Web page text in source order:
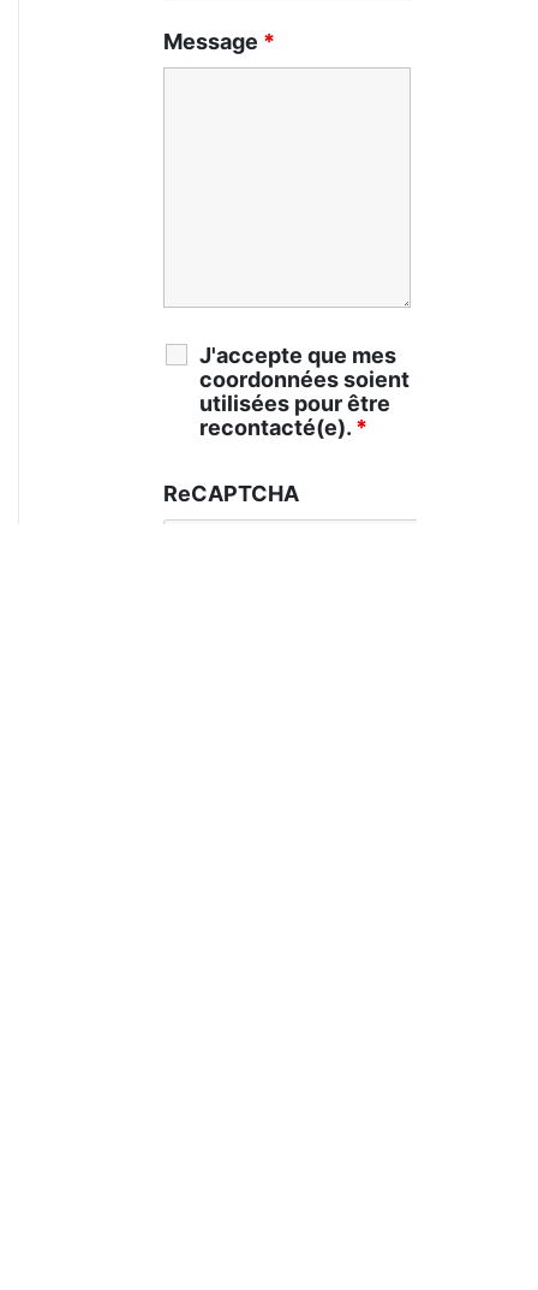
Message *
J'accepte que mes
coordonnées soient
utilisées pour être
recontacté(e). *
ReCAPTCHA